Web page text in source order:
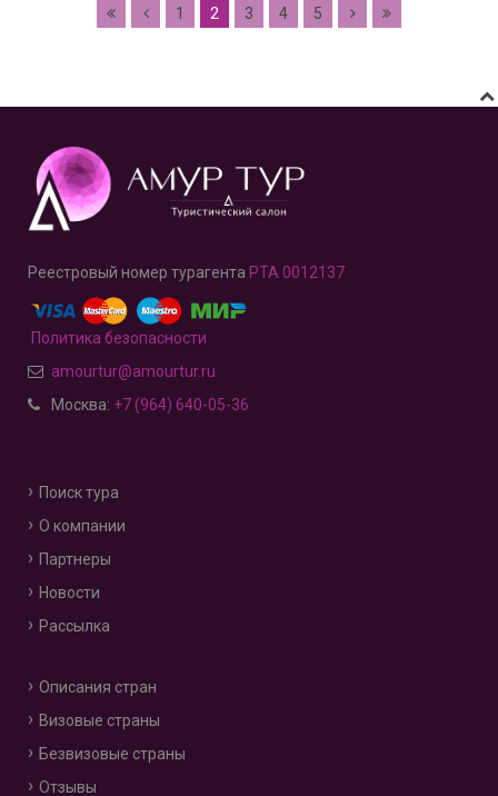
1 2 3 4 5
Реестровый номер турагента РТА 0012137
Политика безопасности
amourtur@amourtur.ru
Москва: +7 (964) 640-05-36
Поиск тура
О компании
Партнеры
Новости
Рассылка
Описания стран
Визовые страны
Безвизовые страны
Отзывы